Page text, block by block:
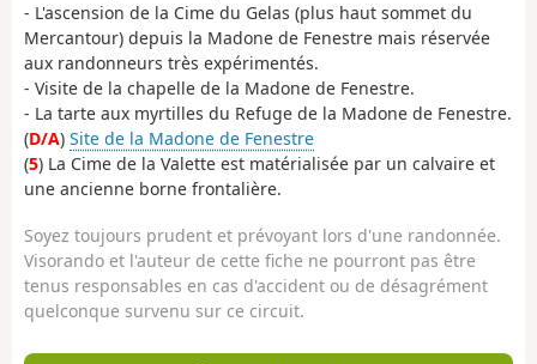
- L'ascension de la Cime du Gelas (plus haut sommet du
Mercantour) depuis la Madone de Fenestre mais réservée
aux randonneurs très expérimentés.
- Visite de la chapelle de la Madone de Fenestre.
- La tarte aux myrtilles du Refuge de la Madone de Fenestre.
(D/A) Site de la Madone de Fenestre
(5) La Cime de la Valette est matérialisée par un calvaire et
une ancienne borne frontalière.
Soyez toujours prudent et prévoyant lors d'une randonnée.
Visorando et l'auteur de cette fiche ne pourront pas être
tenus responsables en cas d'accident ou de désagrément
quelconque survenu sur ce circuit.